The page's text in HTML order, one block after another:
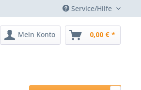
Service/Hilfe
Mein Konto 0,00 € *